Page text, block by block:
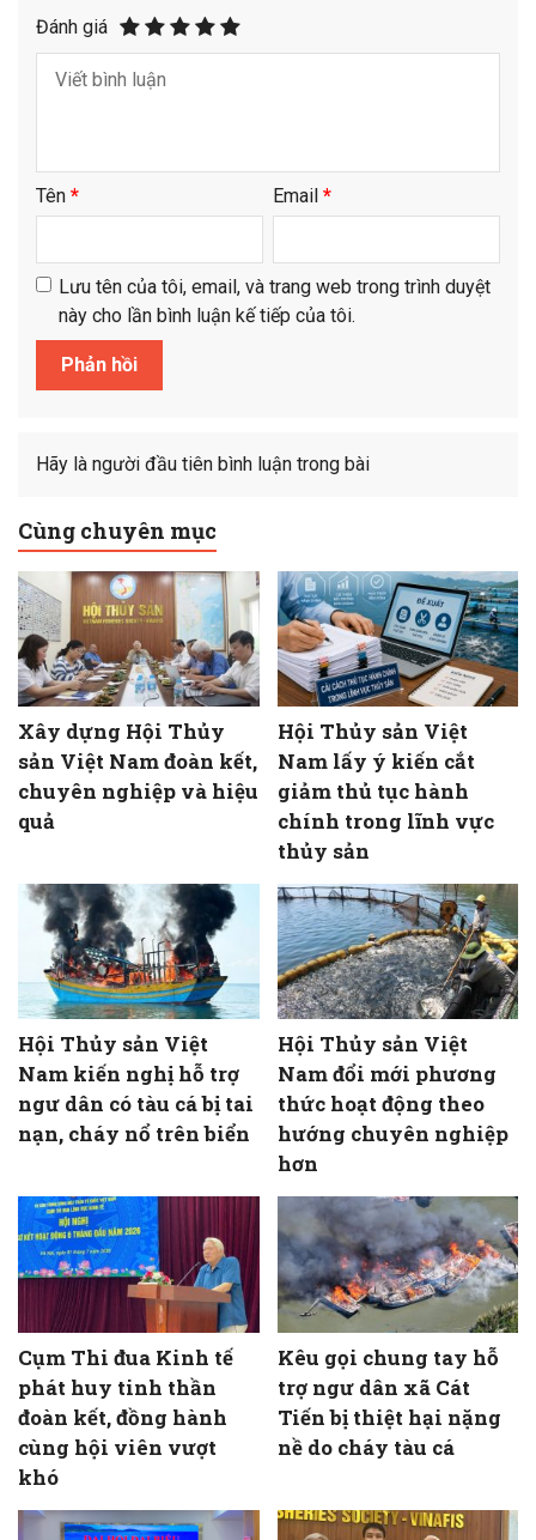
Đánh giá
Tên * Email *
Lưu tên của tôi, email, và trang web trong trình duyệt
này cho lần bình luận kế tiếp của tôi.
Hãy là người đầu tiên bình luận trong bài
Cùng chuyên mục
Xây dựng Hội Thủy
sản Việt Nam đoàn kết,
chuyên nghiệp và hiệu
quả
Hội Thủy sản Việt
Nam lấy ý kiến cắt
giảm thủ tục hành
chính trong lĩnh vực
thủy sản
Hội Thủy sản Việt
Nam kiến nghị hỗ trợ
ngư dân có tàu cá bị tai
nạn, cháy nổ trên biển
Hội Thủy sản Việt
Nam đổi mới phương
thức hoạt động theo
hướng chuyên nghiệp
hơn
Cụm Thi đua Kinh tế
phát huy tinh thần
đoàn kết, đồng hành
cùng hội viên vượt
khó
Kêu gọi chung tay hỗ
trợ ngư dân xã Cát
Tiến bị thiệt hại nặng
nề do cháy tàu cá